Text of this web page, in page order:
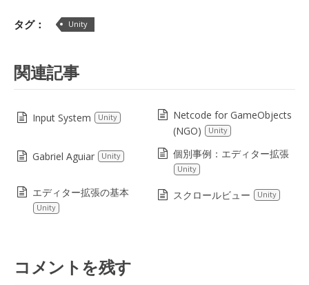
タグ： Unity
関連記事
Input System Unity
Netcode for GameObjects
(NGO)
Unity
Gabriel Aguiar Unity 個別事例：エディター拡張
Unity
エディター拡張の基本
Unity
スクロールビュー Unity
コメントを残す